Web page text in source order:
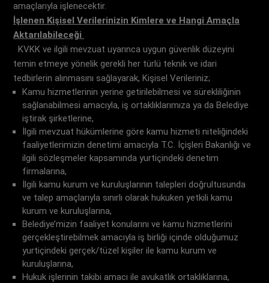
amaçlarıyla işlenecektir.
İşlenen Kişisel Verilerinizin Kimlere ve Hangi Amaçla
Aktarılabileceği
KVKK ve ilgili mevzuat uyarınca uygun güvenlik düzeyini
temin etmeye yönelik gerekli her türlü teknik ve idari
tedbirlerin alınmasını sağlayarak, Kişisel Verileriniz;
Kamu hizmetlerinin yerine getirilebilmesi ve sürekliliğinin
sağlanabilmesi amacıyla, iş ortaklıklarımıza ya da Belediye
iştirak şirketlerine,
İlgili mevzuat hükümlerine göre kamu hizmeti niteliğindeki
faaliyetlerimizin denetimi amacıyla T.C. İçişleri Bakanlığı ve
ilgili sözleşmeler kapsamında yurtiçindeki denetim
firmalarına,
İlgili kamu kurum ve kuruluşlarının talepleri doğrultusunda
ve talep amaçlarıyla sınırlı olarak hukuken yetkili kamu
kurum ve kuruluşlarına,
Belediye’mizin faaliyet konularını ve kamu hizmetlerini
gerçekleştirebilmek amacıyla iş birliği içinde olduğumuz
yurtiçindeki gerçek/tüzel kişiler ile kamu kurum ve
kuruluşlarına,
Hukuk işlerinin takibi amacı ile avukatlık ortaklıklarına,